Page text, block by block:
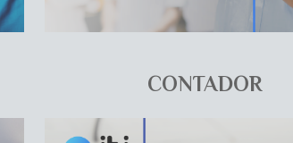
CONTADOR